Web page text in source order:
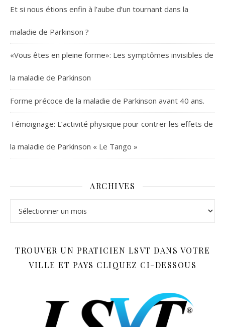
Et si nous étions enfin à l’aube d’un tournant dans la
maladie de Parkinson ?
«Vous êtes en pleine forme»: Les symptômes invisibles de
la maladie de Parkinson
Forme précoce de la maladie de Parkinson avant 40 ans.
Témoignage: L’activité physique pour contrer les effets de
la maladie de Parkinson « Le Tango »
ARCHIVES
TROUVER UN PRATICIEN LSVT DANS VOTRE
VILLE ET PAYS CLIQUEZ CI-DESSOUS